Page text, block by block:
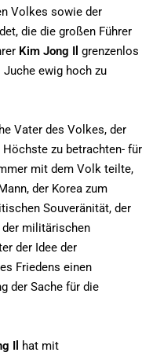
Volkes sowie der
die die großen Führer
Kim Jong Il grenzenlos
Juche ewig hoch zu
Vater des Volkes, der
zu betrachten- für
mit dem Volk teilte,
der Korea zum
Souveränität, der
militärischen
der Idee der
Friedens einen
der Sache für die
Il hat mit